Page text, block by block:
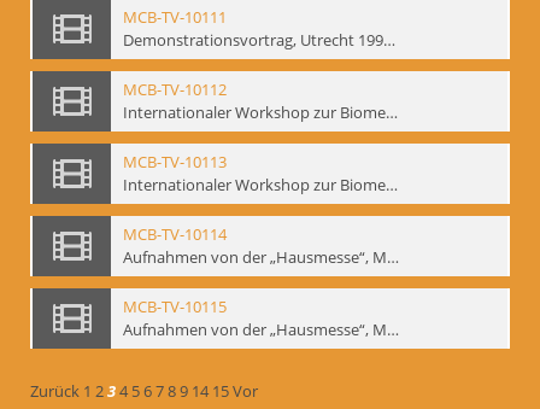
MCB-TV-10111
Demonstrationsvortrag, Utrecht 1991 (2) - Interne Signatur: BM-vid-18
MCB-TV-10112
Internationaler Workshop zur Biomechanik, GITIS, Moskau, Januar 1993 (Bd.1) - Interne Signatur: BM-vid-19
MCB-TV-10113
Internationaler Workshop zur Biomechanik, GITIS, Moskau, Januar 1993 (Bd.2) - Interne Signatur: BM-vid-20
MCB-TV-10114
Aufnahmen von der „Hausmesse“, Mime Centrum Berlin, 1994. Ausstellung und Veranstaltungsreihe anlässlich des 120. Geburtstages von W. E. Meyerhold im Mime Centrum Berlin, Februar 1994 (Bd. 1) - Interne Signatur: BM-vid-21
MCB-TV-10115
Aufnahmen von der „Hausmesse“, Mime Centrum Berlin, 1994. Ausstellung und Veranstaltungsreihe anlässlich des 120. Geburtstages von W. E. Meyerhold im Mime Centrum Berlin, Februar 1994 (Bd. 2) - Interne Signatur: BM-vid-22
Zurück 1 234 56789 14 15Vor